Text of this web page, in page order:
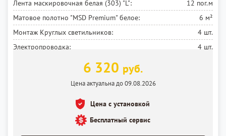
Лента маскировочная белая (303) "L":
12 пог.м
Матовое полотно "MSD Premium" белое:
6 м²
Монтаж Круглых светильников:
4 шт.
Электропроводка:
4 шт.
6 320 руб.
Цена актуальна до 09.08.2026
Цена с установкой
Бесплатный сервис